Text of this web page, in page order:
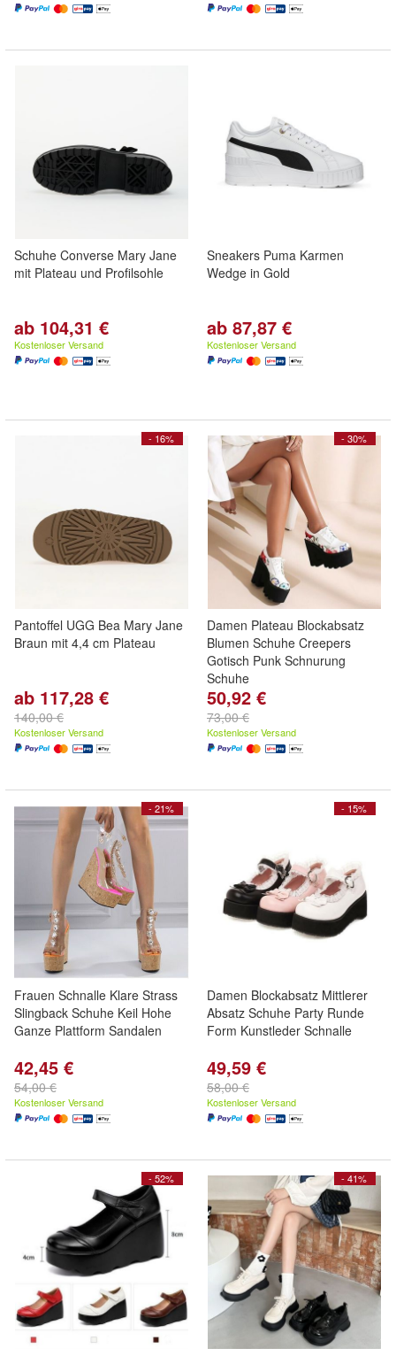
Schuhe Converse Mary Jane
mit Plateau und Profilsohle
ab 104,31 €
Kostenloser Versand
Sneakers Puma Karmen
Wedge in Gold
ab 87,87 €
Kostenloser Versand
- 16%
Pantoffel UGG Bea Mary Jane
Braun mit 4,4 cm Plateau
ab 117,28 €
140,00 €
Kostenloser Versand
- 30%
Damen Plateau Blockabsatz
Blumen Schuhe Creepers
Gotisch Punk Schnurung
Schuhe
50,92 €
73,00 €
Kostenloser Versand
- 21%
Frauen Schnalle Klare Strass
Slingback Schuhe Keil Hohe
Ganze Plattform Sandalen
42,45 €
54,00 €
Kostenloser Versand
- 15%
Damen Blockabsatz Mittlerer
Absatz Schuhe Party Runde
Form Kunstleder Schnalle
49,59 €
58,00 €
Kostenloser Versand
- 52% - 41%